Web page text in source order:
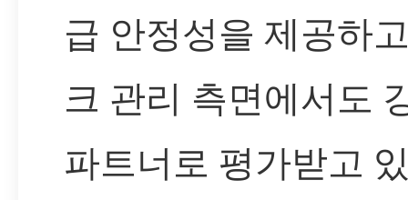
급 안정성을 제공하
크 관리 측면에서도
파트너로 평가받고